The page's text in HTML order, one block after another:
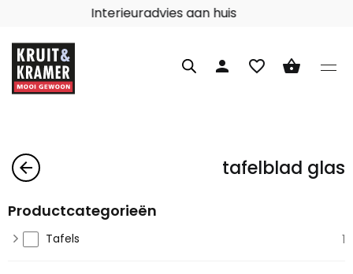
Interieuradvies aan huis
person favorite_border shopping_basket
arrow_back tafelblad glas
Productcategorieën
Tafels 1